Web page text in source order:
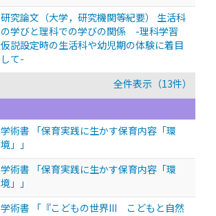
研究論文（大学，研究機関等紀要） 生活科
の学びと理科での学びの関係 -理科学習
仮説設定時の生活科や幼児期の体験に着目
して-
全件表示（13件）
学術書 「保育実践に生かす保育内容「環
境」」
学術書 「保育実践に生かす保育内容「環
境」」
学術書 「『こどもの世界III こどもと自然